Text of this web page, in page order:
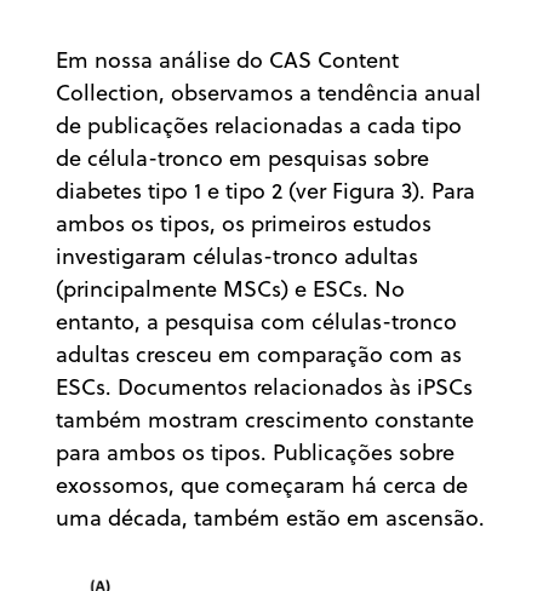
Em nossa análise do CAS Content
Collection, observamos a tendência anual
de publicações relacionadas a cada tipo
de célula-tronco em pesquisas sobre
diabetes tipo 1 e tipo 2 (ver Figura 3). Para
ambos os tipos, os primeiros estudos
investigaram células-tronco adultas
(principalmente MSCs) e ESCs. No
entanto, a pesquisa com células-tronco
adultas cresceu em comparação com as
ESCs. Documentos relacionados às iPSCs
também mostram crescimento constante
para ambos os tipos. Publicações sobre
exossomos, que começaram há cerca de
uma década, também estão em ascensão.